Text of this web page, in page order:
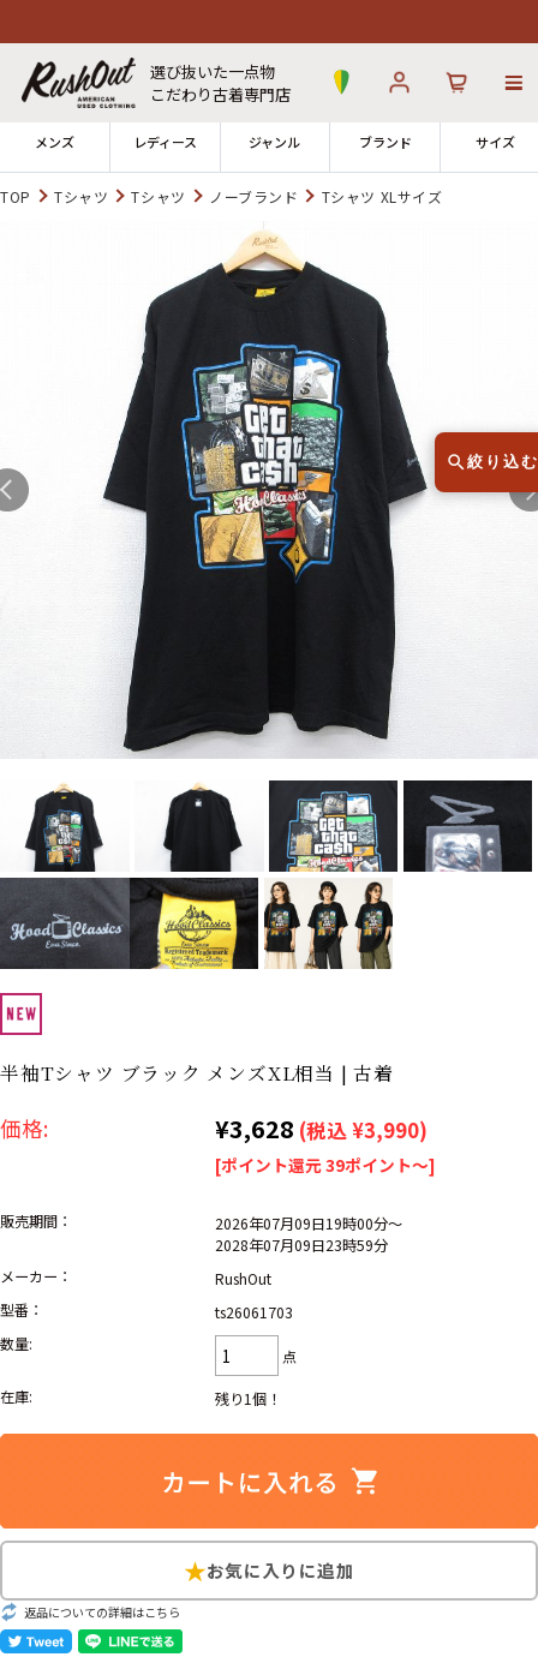
選び抜いた一点物
こだわり古着専門店
メンズ レディース ジャンル ブランド サイズ
お気に入り
全国7店舗・公式通販の比較
発送について 12時までのご注文で当日出荷！
※対応不可：日祝、長期休暇、セール
Search by Hotword 今週のHOTワード（7/29〜8/4）
Tシャツ USA製 4
ラルフローレン
Search by Brand ブランドから探す
ラルフ ローレン ザ・ノース・フェイ
ス
チャンピオン
パタゴニア
カーハート ディッキーズ
リーバイス ラッセル・アスレチ
ック
サ行
タ行
Search by Item アイテムから探す
スウェット
レディース
雑貨/小物
Search by Particular
TOP Tシャツ Tシャツ ノーブランド Tシャツ XLサイズ
半袖Tシャツ ブラック メンズXL相当 | 古着
価格: ¥3,628 (税込 ¥3,990)
[ポイント還元 39ポイント～]
販売期間：
2026年07月09日19時00分～
2028年07月09日23時59分
メーカー：
RushOut
型番：
ts26061703
数量:
点
在庫:
残り1個！
返品についての詳細はこちら
絞り込む